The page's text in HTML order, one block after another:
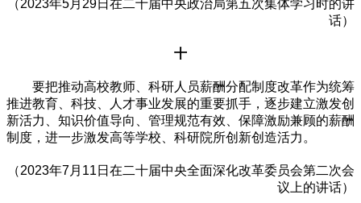
（2023年5月29日在二十届中央政治局第五次集体学习时的讲
话）
十
要把推动高校教师、科研人员薪酬分配制度改革作为统筹
推进教育、科技、人才事业发展的重要抓手，逐步建立激发创
新活力、知识价值导向、管理规范有效、保障激励兼顾的薪酬
制度，进一步激发高等学校、科研院所创新创造活力。
（2023年7月11日在二十届中央全面深化改革委员会第二次会
议上的讲话）